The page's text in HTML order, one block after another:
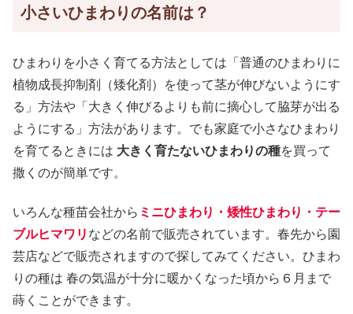
小さいひまわりの名前は？
ひまわりを小さく育てる方法としては「普通のひまわりに
植物成長抑制剤（矮化剤）を使って茎が伸びないようにす
る」方法や「大きく伸びるよりも前に摘心して脇芽が出る
ようにする」方法があります。でも家庭で小さなひまわり
を育てるときには 大きく育たないひまわりの種を買って
撒くのが簡単です。
いろんな種苗会社から ミニひまわり・矮性ひまわり・テー
ブルヒマワリ などの名前で販売されています。春先から園
芸店などで販売されますので探してみてください。ひまわ
りの種は 春の気温が十分に暖かくなった頃から６月まで
蒔くことができます。